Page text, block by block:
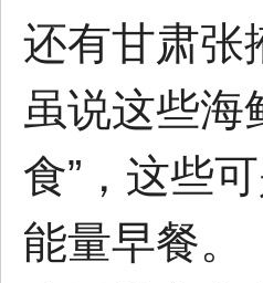
还有甘肃
虽说这些海
食”，这些
能量早餐。